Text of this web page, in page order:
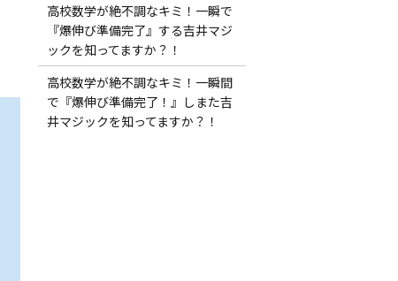
高校数学が絶不調なキミ！一瞬で
『爆伸び準備完了』する吉井マジ
ックを知ってますか？！
高校数学が絶不調なキミ！一瞬間
で『爆伸び準備完了！』しまた吉
井マジックを知ってますか？！